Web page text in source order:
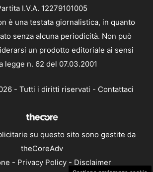
I.V.A. 12279101005
è una testata giornalistica, in quanto
senza alcuna periodicità. Non può
un prodotto editoriale ai sensi
legge n. 62 del 07.03.2001
- Tutti i diritti riservati - Contattaci
su questo sito sono gestite da
theCoreAdv
- Privacy Policy- Disclaimer